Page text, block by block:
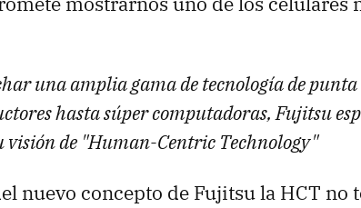
una amplia gama de tecnología de punta
hasta súper computadoras, Fujitsu
visión de "Human-Centric Technology"
nuevo concepto de Fujitsu la HCT no